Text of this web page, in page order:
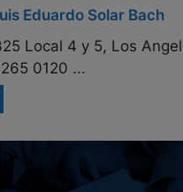
Eduardo Solar Bach
Local 4 y 5, Los
0120 ...